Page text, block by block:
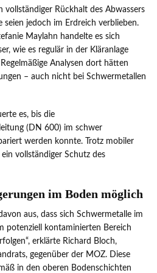
vollständiger Rückhalt des Abwassers
seien jedoch im Erdreich verblieben.
Maylahn handelte es sich
wie es regulär in der Kläranlage
Analysen dort hätten
– auch nicht bei Schwermetallen
es, bis die
(DN 600) im schwer
werden konnte. Trotz mobiler
vollständiger Schutz des
im Boden möglich
aus, dass sich Schwermetalle im
potenziell kontaminierten Bereich
erklärte Richard Bloch,
gegenüber der MOZ. Diese
in den oberen Bodenschichten